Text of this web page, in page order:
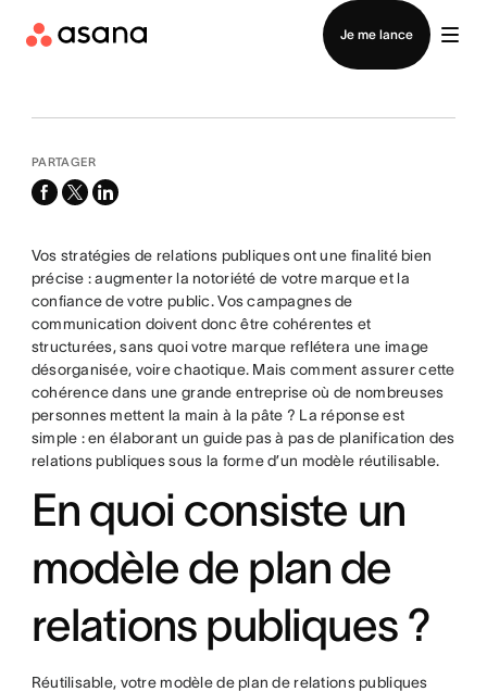
Je me lance
Contacter le service commercial
PARTAGER
facebook
x-
linkedin
Vos stratégies de relations publiques ont une finalité bien
précise : augmenter la notoriété de votre marque et la
confiance de votre public. Vos campagnes de
communication doivent donc être cohérentes et
structurées, sans quoi votre marque reflétera une image
désorganisée, voire chaotique. Mais comment assurer cette
cohérence dans une grande entreprise où de nombreuses
personnes mettent la main à la pâte ? La réponse est
simple : en élaborant un guide pas à pas de planification des
relations publiques sous la forme d’un modèle réutilisable.
En quoi consiste un
modèle de plan de
relations publiques ?
Réutilisable, votre modèle de plan de relations publiques